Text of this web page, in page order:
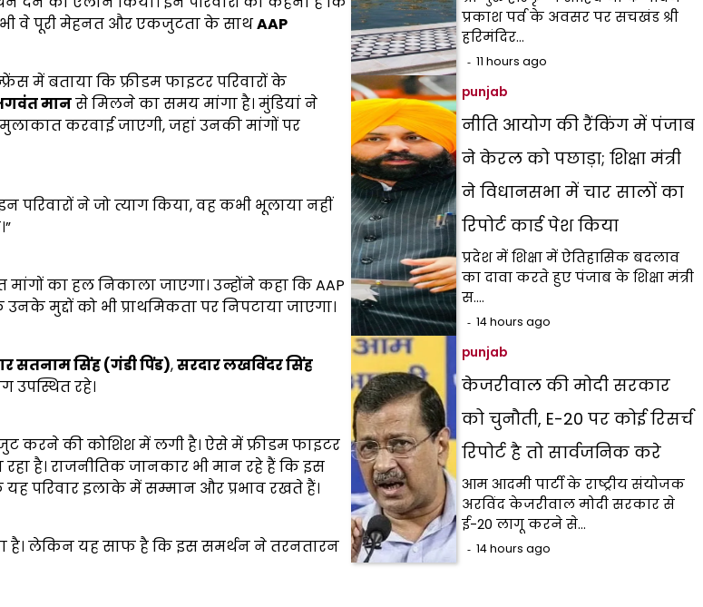
भी वे पूरी मेहनत और एकजुटता के साथAAP
में बताया कि फ्रीडम फाइटर परिवारों के
मानसे मिलने का समय मांगा है। मुंडियां ने
करवाई जाएगी, जहां उनकी मांगों पर
परिवारों ने जो त्याग किया, वह कभी भूलाया नहीं
का हल निकाला जाएगा। उन्होंने कहा कि AAP
मुद्दों को भी प्राथमिकता पर निपटाया जाएगा।
सतनाम सिंह (गंडी पिंड),सरदार लखविंदर सिंह
रहे।
करने की कोशिश में लगी है। ऐसे में फ्रीडम फाइटर
रहा है। राजनीतिक जानकार भी मान रहे हैं कि इस
परिवार इलाके में सम्मान और प्रभाव रखते हैं।
है। लेकिन यह साफ है कि इस समर्थन ने तरनतारन
प्रकाश पर्व के अवसर पर सचखंड श्री
हरिमंदिर…
11 hours ago
punjab
नीति आयोग की रैंकिंग में पंजाब
ने केरल को पछाड़ा; शिक्षा मंत्री
ने विधानसभा में चार सालों का
रिपोर्ट कार्ड पेश किया
प्रदेश में शिक्षा में ऐतिहासिक बदलाव
का दावा करते हुए पंजाब के शिक्षा मंत्री
स.…
14 hours ago
punjab
केजरीवाल की मोदी सरकार
को चुनौती, E-20 पर कोई रिसर्च
रिपोर्ट है तो सार्वजनिक करे
आम आदमी पार्टी के राष्ट्रीय संयोजक
अरविंद केजरीवाल मोदी सरकार से
ई-20 लागू करने से…
14 hours ago